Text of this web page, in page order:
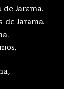
Jarama.
Jarama.